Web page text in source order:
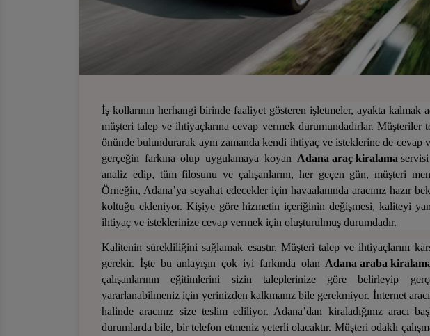
İş kollarının herhangi birinde faaliyet gösteren işletmeler, ayakta kalmak
müşteri talep ve ihtiyaçlarına cevap vermek durumundadırlar.
önünde bulundurarak aynı zamanda kendi ihtiyaç ve isteklerine de cevap
gerçeğin farkına olup uygulamaya koyan Adana araç kiralama
analiz edip, tüm filosunu ve çalışanlarını, her geçen gün, müşteri
Örneğin, Adana’ya seyahat edecekler için havaalanında aracınız hazır
koltuğu ekleniyor. Kişiye göre hizmetin içeriğinin değişmesi, kaliteyi
ihtiyaç ve isteklerinize cevap vermek için oluşturulmuş durumdadır.
Kalitenin sürekliliğini sağlamak esastır. Müşteri talep ve ihtiyaçlarını
gerekir. İşte bu anlayışın çok iyi farkında olan Adana araba
çalışanlarının eğitimlerini sizin taleplerinize göre belirleyip
yararlanabilmeniz için yerinizden kalkmanız bile gerekmiyor. İnternet
halinde aracınız size teslim ediliyor. Adana’dan kiraladığınız aracı
durumlarda bile, bir telefon etmeniz yeterli olacaktır. Müşteri odaklı